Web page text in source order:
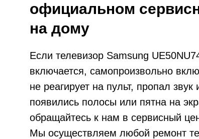
официальном
на дому
Если телевизор Samsung
включается, самопроизвольно
не реагирует на пульт, пропал
появились полосы или пятна на
обращайтесь к нам в сервисный
Мы осуществляем любой ремонт